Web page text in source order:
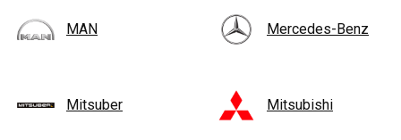
MAN Mercedes-Benz
Mitsuber Mitsubishi